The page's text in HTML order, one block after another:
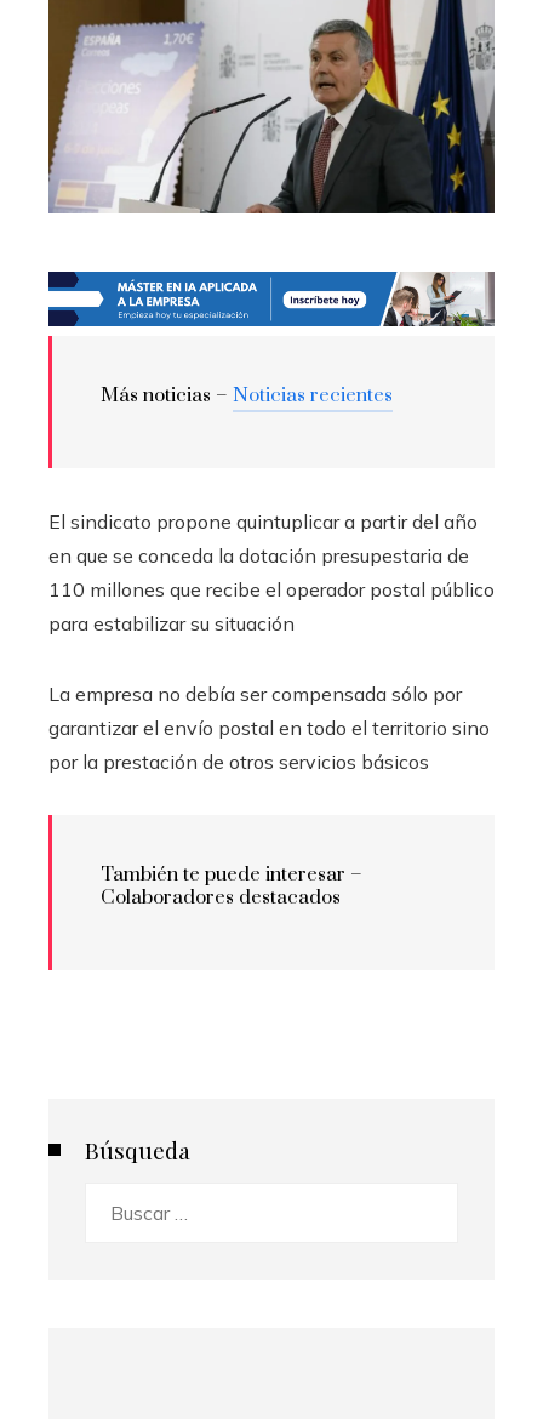
Más noticias – Noticias recientes
El sindicato propone quintuplicar a partir del año
en que se conceda la dotación presupestaria de
110 millones que recibe el operador postal público
para estabilizar su situación
La empresa no debía ser compensada sólo por
garantizar el envío postal en todo el territorio sino
por la prestación de otros servicios básicos
También te puede interesar –
Colaboradores destacados
Búsqueda